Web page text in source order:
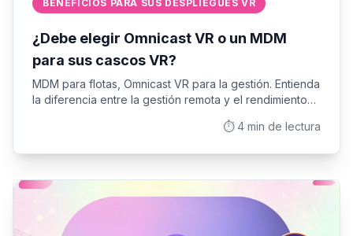
BENEFICIOS PARA SUS DESPLIEGUES VR
¿Debe elegir Omnicast VR o un MDM
para sus cascos VR?
MDM para flotas, Omnicast VR para la gestión. Entienda
la diferencia entre la gestión remota y el rendimiento
para garantizar el éxito sobre el terreno.
⏱️4 min de lectura